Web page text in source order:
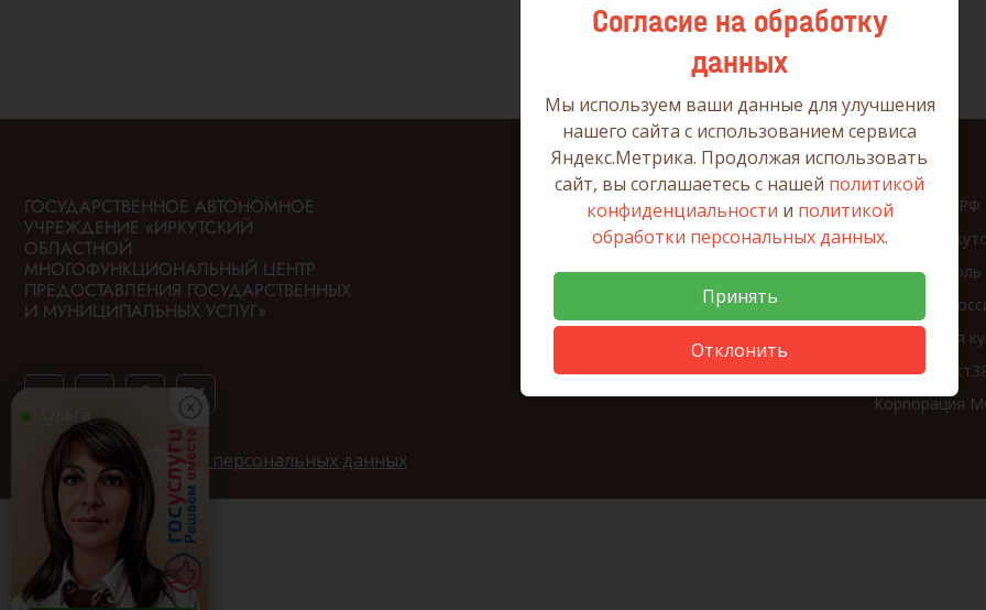
Ольга
ГОСУДАРСТВЕННОЕ АВТОНОМНОЕ
УЧРЕЖДЕНИЕ «ИРКУТСКИЙ
ОБЛАСТНОЙ
МНОГОФУНКЦИОНАЛЬНЫЙ ЦЕНТР
ПРЕДОСТАВЛЕНИЯ ГОСУДАРСТВЕННЫХ
И МУНИЦИПАЛЬНЫХ УСЛУГ»
Политика обработки персональных данных
Президент РФ
Портал
Ваш контроль
Работа в
Финансовая
Корпорация
Согласие на обработку
данных
Мы используем ваши данные для улучшения
нашего сайта с использованием сервиса
Яндекс.Метрика. Продолжая использовать
сайт, вы соглашаетесь с нашей политикой
конфиденциальности и политикой
обработки персональных данных.
Принять
Отклонить